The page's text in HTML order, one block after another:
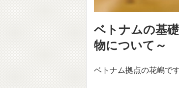
ベトナムの基
物について～
ベトナム拠点の花嶋です